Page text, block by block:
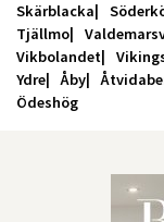
Skärblacka
Tjällmo
Vikbolandet
Ydre
Åby
Ödeshög